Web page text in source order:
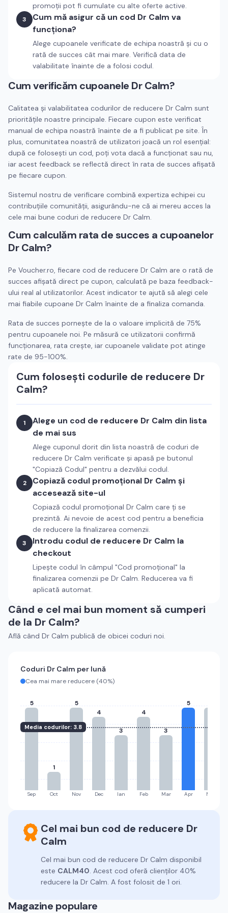
promoții pot fi cumulate cu alte oferte active.
3
Cum mă asigur că un cod Dr Calm va
funcționa?
Alege cupoanele verificate de echipa noastră și cu o
rată de succes cât mai mare. Verifică data de
valabilitate înainte de a folosi codul.
Cum verificăm cupoanele Dr Calm?
Calitatea și valabilitatea codurilor de reducere Dr Calm sunt
prioritățile noastre principale. Fiecare cupon este verificat
manual de echipa noastră înainte de a fi publicat pe site. În
plus, comunitatea noastră de utilizatori joacă un rol esențial:
după ce folosești un cod, poți vota dacă a funcționat sau nu,
iar acest feedback se reflectă direct în rata de succes afișată
pe fiecare cupon.
Sistemul nostru de verificare combină expertiza echipei cu
contribuțiile comunității, asigurându-ne că ai mereu acces la
cele mai bune coduri de reducere Dr Calm.
Cum calculăm rata de succes a cupoanelor
Dr Calm?
Pe Voucher.ro, fiecare cod de reducere Dr Calm are o rată de
succes afișată direct pe cupon, calculată pe baza feedback-
ului real al utilizatorilor. Acest indicator te ajută să alegi cele
mai fiabile cupoane Dr Calm înainte de a finaliza comanda.
Rata de succes pornește de la o valoare implicită de 75%
pentru cupoanele noi. Pe măsură ce utilizatorii confirmă
funcționarea, rata crește, iar cupoanele validate pot atinge
rate de 95-100%.
Cum folosești codurile de reducere Dr
Calm?
1 Alege un cod de reducere Dr Calm din lista
de mai sus
Alege cuponul dorit din lista noastră de coduri de
reducere Dr Calm verificate și apasă pe butonul
"Copiază Codul" pentru a dezvălui codul.
2 Copiază codul promoțional Dr Calm și
accesează site-ul
Copiază codul promoțional Dr Calm care ți se
prezintă. Ai nevoie de acest cod pentru a beneficia
de reducere la finalizarea comenzii.
3 Introdu codul de reducere Dr Calm la
checkout
Lipește codul în câmpul "Cod promoțional" la
finalizarea comenzii pe Dr Calm. Reducerea va fi
aplicată automat.
Când e cel mai bun moment să cumperi
de la Dr Calm?
Află când Dr Calm publică de obicei coduri noi.
Coduri Dr Calm per lună
Cea mai mare reducere (40%)
Media codurilor: 3.8
5
Sep
1
Oct
5
Nov
4
Dec
3
Ian
4
Feb
3
Mar
5
Apr Mai
Cel mai bun cod de reducere Dr
Calm
Cel mai bun cod de reducere Dr Calm disponibil
este CALM40. Acest cod oferă clienților 40%
reducere la Dr Calm. A fost folosit de 1 ori.
Magazine populare